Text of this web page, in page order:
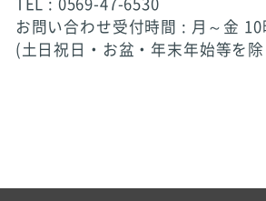
TEL : 0569-47-6530
お問い合わせ受付時間 : 月～金 10
(土日祝日・お盆・年末年始等を除